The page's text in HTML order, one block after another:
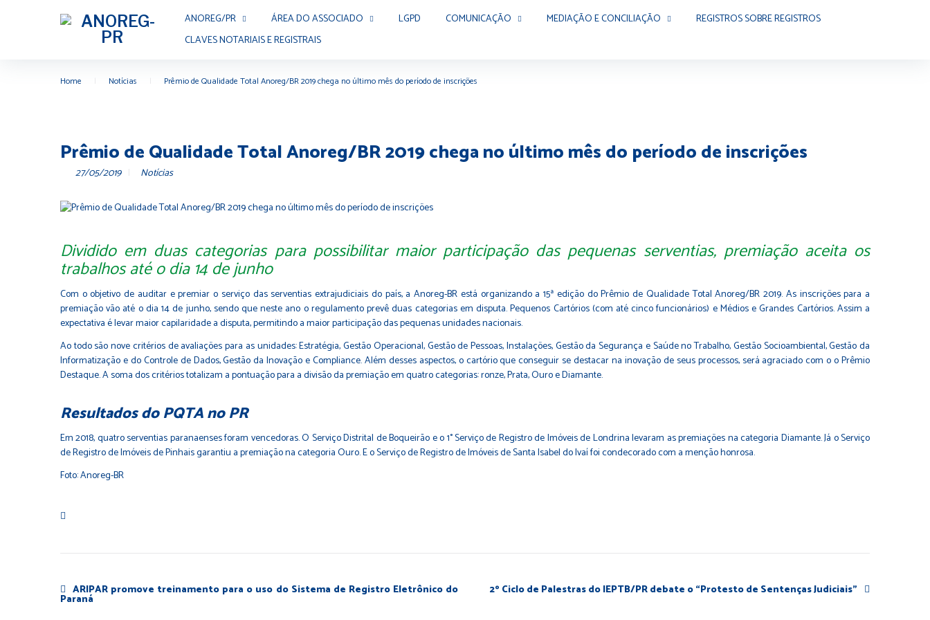
ANOREG/PR ÁREA DO ASSOCIADO LGPD COMUNICAÇÃO MEDIAÇÃO E CONCILIAÇÃO
REGISTROS SOBRE REGISTROS
CLAVES NOTARIAIS E REGISTRAIS
Home Notícias Prêmio de Qualidade Total Anoreg/BR 2019 chega no último mês do período de inscrições
Prêmio de Qualidade Total Anoreg/BR 2019 chega no último mês do período de inscrições
27/05/2019 Notícias
Dividido em duas categorias para possibilitar maior participação das pequenas serventias, premiação aceita os
trabalhos até o dia 14 de junho
Com o objetivo de auditar e premiar o serviço das serventias extrajudiciais do país, a Anoreg-BR está organizando a 15ª edição do Prêmio de Qualidade Total Anoreg/BR 2019. As inscrições para a
premiação vão até o dia 14 de junho, sendo que neste ano o regulamento prevê duas categorias em disputa. Pequenos Cartórios (com até cinco funcionários) e Médios e Grandes Cartórios. Assim a
expectativa é levar maior capilaridade a disputa, permitindo a maior participação das pequenas unidades nacionais.
Ao todo são nove critérios de avaliações para as unidades: Estratégia, Gestão Operacional, Gestão de Pessoas, Instalações, Gestão da Segurança e Saúde no Trabalho, Gestão Socioambiental, Gestão da
Informatização e do Controle de Dados, Gestão da Inovação e Compliance. Além desses aspectos, o cartório que conseguir se destacar na inovação de seus processos, será agraciado com o o Prêmio
Destaque. A soma dos critérios totalizam a pontuação para a divisão da premiação em quatro categorias: ronze, Prata, Ouro e Diamante.
Resultados do PQTA no PR
Em 2018, quatro serventias paranaenses foram vencedoras. O Serviço Distrital de Boqueirão e o 1° Serviço de Registro de Imóveis de Londrina levaram as premiações na categoria Diamante. Já o Serviço
de Registro de Imóveis de Pinhais garantiu a premiação na categoria Ouro. E o Serviço de Registro de Imóveis de Santa Isabel do Ivaí foi condecorado com a menção honrosa.
Foto: Anoreg-BR
ARIPAR promove treinamento para o uso do Sistema de Registro Eletrônico do
Paraná
2º Ciclo de Palestras do IEPTB/PR debate o “Protesto de Sentenças Judiciais”